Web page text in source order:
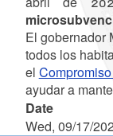
El gobernador
todos los
el
ayudar a
Date
Wed, 09/17/